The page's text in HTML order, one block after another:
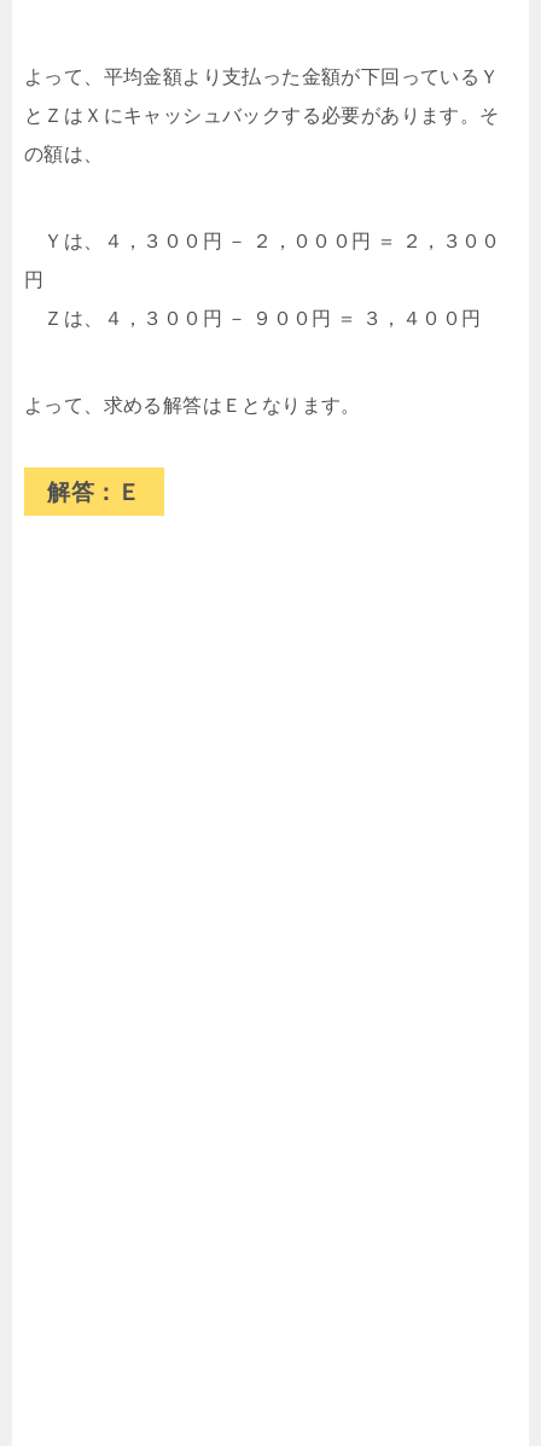
よって、平均金額より支払った金額が下回っているＹ
とＺはＸにキャッシュバックする必要があります。そ
の額は、
Ｙは、４，３００円 － ２，０００円 ＝ ２，３００
円
Ｚは、４，３００円 － ９００円 ＝ ３，４００円
よって、求める解答はＥとなります。
解答：Ｅ